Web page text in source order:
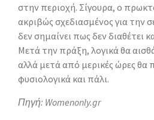
στην περιοχή. Σίγουρα, ο
ακριβώς σχεδιασμένος για την
δεν σημαίνει πως δεν διαθέτει
Μετά την πράξη, λογικά θα
αλλά μετά από μερικές ώρες θα
φυσιολογικά και πάλι.
Πηγή: Womenonly.gr